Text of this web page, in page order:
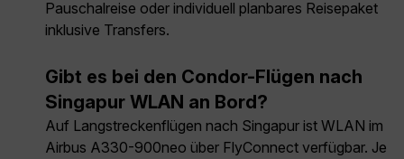
Pauschalreise oder individuell planbares Reisepaket
inklusive Transfers.
Gibt es bei den Condor-Flügen nach
Singapur WLAN an Bord?
Auf Langstreckenflügen nach Singapur ist WLAN im
Airbus A330-900neo über FlyConnect verfügbar. Je